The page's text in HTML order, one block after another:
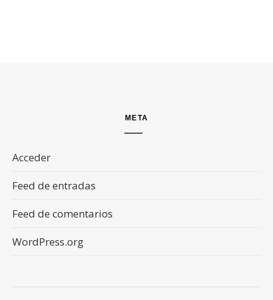
META
Acceder
Feed de entradas
Feed de comentarios
WordPress.org